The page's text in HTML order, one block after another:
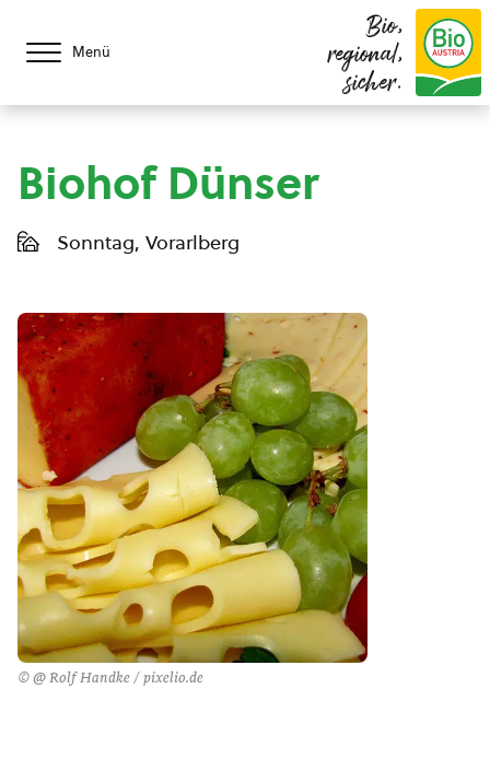
Menü
Bio,
regional,
sicher.
Biohof Dünser
Sonntag, Vorarlberg
© @ Rolf Handke / pixelio.de